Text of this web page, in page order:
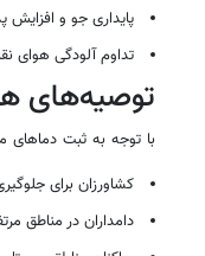
پایداری جو و افزایش
تداوم آلودگی هوای
توصیه‌های
با توجه به ثبت دماهای
کشاورزان برای
دامداران در مناطق